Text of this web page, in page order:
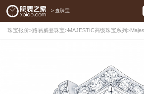
> 查珠宝
珠宝报价>路易威登珠宝>MAJESTIC高级珠宝系列 >